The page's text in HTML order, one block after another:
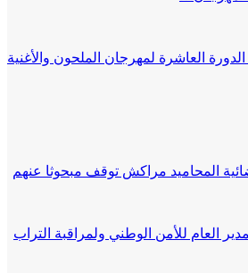
العاشرة لمهرجان الملحون والأغنية
المحاميد مراكش توقف مبحوثا عنهم
العام للأمن الوطني ولمراقبة التراب